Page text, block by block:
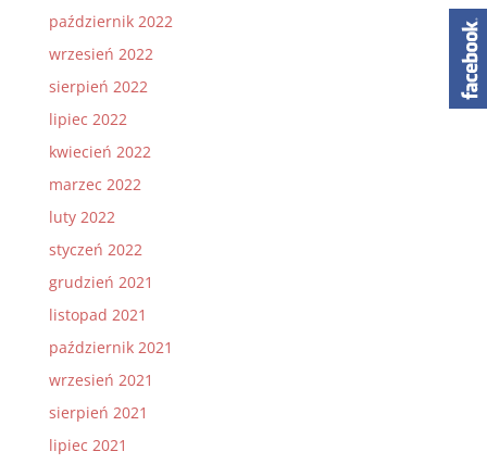
październik 2022
wrzesień 2022
sierpień 2022
lipiec 2022
kwiecień 2022
marzec 2022
luty 2022
styczeń 2022
grudzień 2021
listopad 2021
październik 2021
wrzesień 2021
sierpień 2021
lipiec 2021